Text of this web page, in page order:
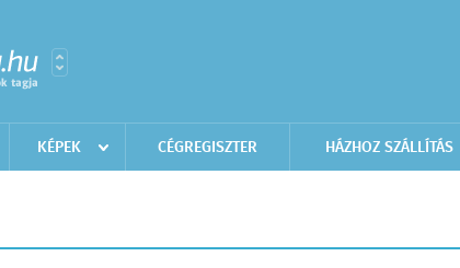
KÉPEK CÉGREGISZTER HÁZHOZ SZÁLLÍTÁS